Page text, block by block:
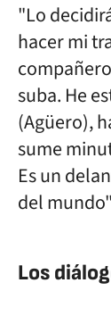
"Lo
hacer mi
suba. He
(Agüero),
sume
Es un
del mundo"
Los